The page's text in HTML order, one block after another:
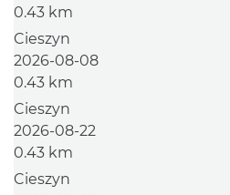
0.43 km
Cieszyn
2026-08-08
0.43 km
Cieszyn
2026-08-22
0.43 km
Cieszyn